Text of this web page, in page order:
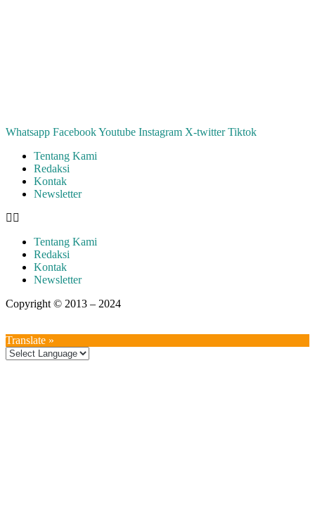
Whatsapp FacebookYoutube Instagram X-twitter Tiktok
Tentang Kami
Redaksi
Kontak
Newsletter
Tentang Kami
Redaksi
Kontak
Newsletter
Copyright © 2013 – 2024
Translate »